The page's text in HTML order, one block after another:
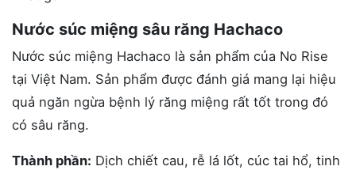
Nước súc miệng sâu răng Hachaco
Nước súc miệng Hachaco là sản phẩm của No Rise
tại Việt Nam. Sản phẩm được đánh giá mang lại hiệu
quả ngăn ngừa bệnh lý răng miệng rất tốt trong đó
có sâu răng.
Thành phần: Dịch chiết cau, rễ lá lốt, cúc tai hổ, tinh